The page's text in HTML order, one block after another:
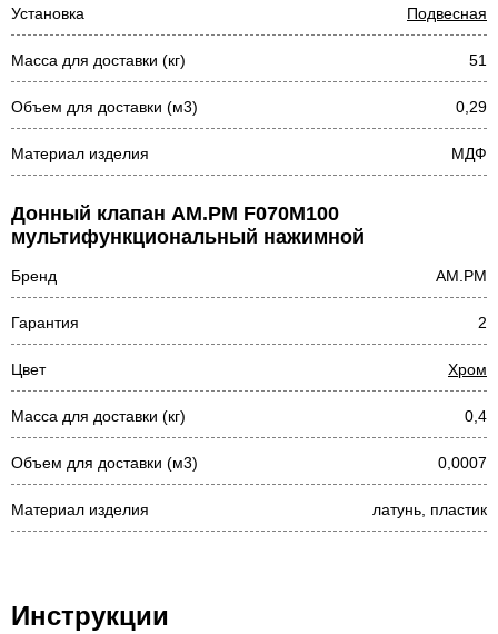
Установка Подвесная
Масса для доставки (кг) 51
Объем для доставки (м3) 0,29
Материал изделия МДФ
Донный клапан AM.PM F070M100
мультифункциональный нажимной
Бренд AM.PM
Гарантия 2
Цвет Хром
Масса для доставки (кг) 0,4
Объем для доставки (м3) 0,0007
Материал изделия латунь, пластик
Инструкции